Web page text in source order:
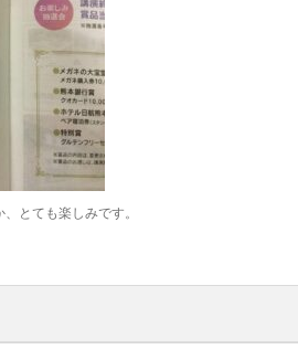
とても楽しみです。